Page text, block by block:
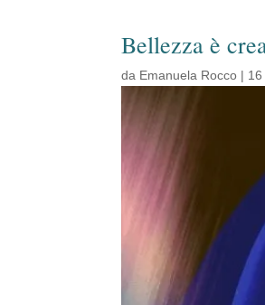
Bellezza è
da Emanuela Rocco |